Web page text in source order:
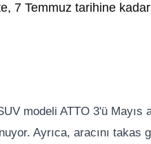
7 Temmuz tarihine
modeli ATTO 3'ü Mayıs
Ayrıca, aracını